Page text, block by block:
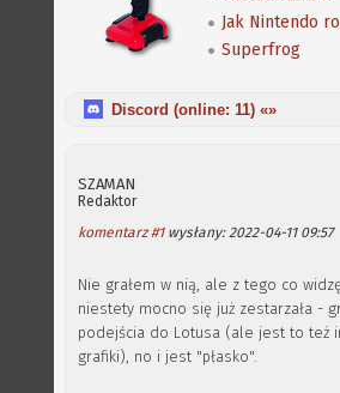
Superfrog
Discord (online: 11) «»
SZAMAN
Redaktor
komentarz #1wysłany: 2022-04-11 09:57
Nie grałem w nią, ale z tego co
niestety mocno się już zestarzała -
podejścia do Lotusa (ale jest to też
grafiki), no i jest "płasko".